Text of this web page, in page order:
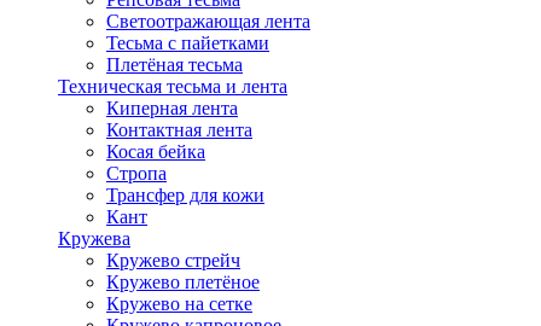
Светоотражающая лента
Тесьма с пайетками
Плетёная тесьма
Техническая тесьма и лента
Киперная лента
Контактная лента
Косая бейка
Стропа
Трансфер для кожи
Кант
Кружева
Кружево стрейч
Кружево плетёное
Кружево на сетке